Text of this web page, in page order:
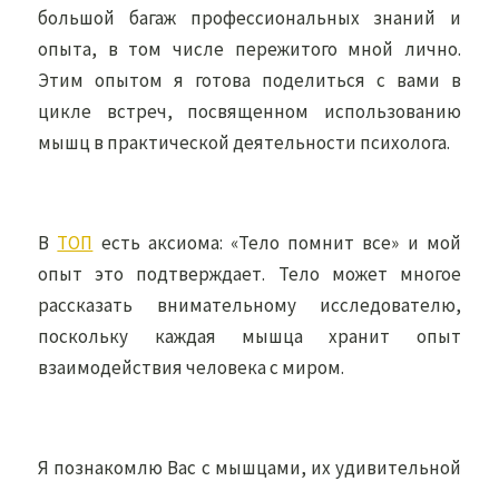
большой багаж профессиональных знаний и
опыта, в том числе пережитого мной лично.
Этим опытом я готова поделиться с вами в
цикле встреч, посвященном использованию
мышц в практической деятельности психолога.
В ТОП есть аксиома: «Тело помнит все» и мой
опыт это подтверждает. Тело может многое
рассказать внимательному исследователю,
поскольку каждая мышца хранит опыт
взаимодействия человека с миром.
Я познакомлю Вас с мышцами, их удивительной